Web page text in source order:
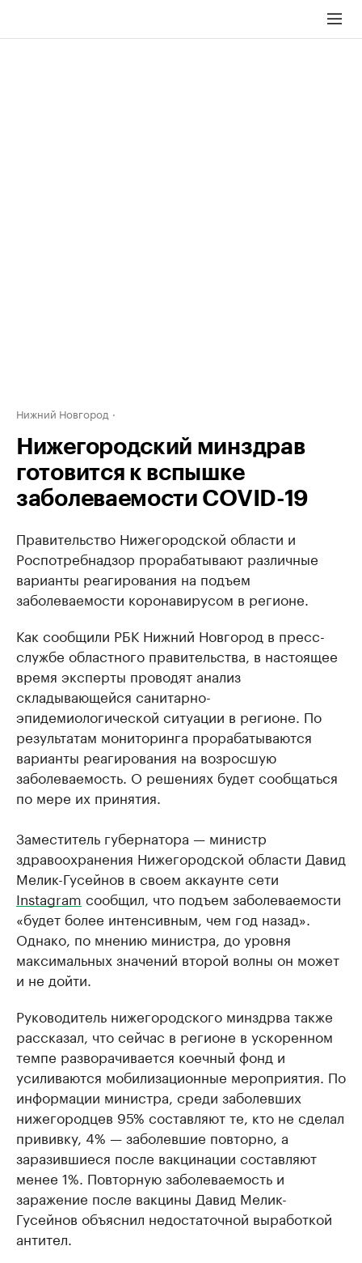
Нижний Новгород
Нижегородский минздрав
готовится к вспышке
заболеваемости COVID-19
Правительство Нижегородской области и
Роспотребнадзор прорабатывают различные
варианты реагирования на подъем
заболеваемости коронавирусом в регионе.
Как сообщили РБК Нижний Новгород в пресс-
службе областного правительства, в настоящее
время эксперты проводят анализ
складывающейся санитарно-
эпидемиологической ситуации в регионе. По
результатам мониторинга прорабатываются
варианты реагирования на возросшую
заболеваемость. О решениях будет сообщаться
по мере их принятия.
Заместитель губернатора — министр
здравоохранения Нижегородской области Давид
Мелик-Гусейнов в своем аккаунте сети
Instagram сообщил, что подъем заболеваемости
«будет более интенсивным, чем год назад».
Однако, по мнению министра, до уровня
максимальных значений второй волны он может
и не дойти.
Руководитель нижегородского минздрва также
рассказал, что сейчас в регионе в ускоренном
темпе разворачивается коечный фонд и
усиливаются мобилизационные мероприятия. По
информации министра, среди заболевших
нижегородцев 95% составляют те, кто не сделал
прививку, 4% — заболевшие повторно, а
заразившиеся после вакцинации составляют
менее 1%. Повторную заболеваемость и
заражение после вакцины Давид Мелик-
Гусейнов объяснил недостаточной выработкой
антител.